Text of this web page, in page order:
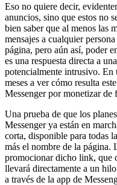
Eso no quiere decir,
anuncios, sino que estos no
bien saber que al menos las
mensajes a cualquier
página, pero aún así, poder
es una respuesta directa a
potencialmente intrusivo. En
meses a ver cómo resulta
Messenger por monetizar de
Una prueba de que los
Messenger ya están en
corta, disponible para todas
más el nombre de la página.
promocionar dicho link, que
llevará directamente a un
a través de la app de